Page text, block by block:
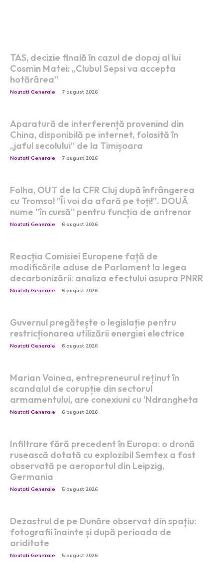
TAS, decizie finală în cazul de dopaj al lui
Cosmin Matei: „Clubul Sepsi va accepta
hotărârea”
Noutati Generale 7 august 2026
Aparatură de interferență provenind din
China, disponibilă pe internet, folosită în
„jaful secolului” de la Timișoara
Noutati Generale 7 august 2026
Folha, OUT de la CFR Cluj după înfrângerea
cu Tromso! ”Îi voi da afară pe toți!”. DOUĂ
nume ”în cursă” pentru funcția de antrenor
Noutati Generale 6 august 2026
Reacția Comisiei Europene față de
modificările aduse de Parlament la legea
decarbonizării: analiza efectului asupra PNRR
Noutati Generale 6 august 2026
Guvernul pregătește o legislație pentru
restricționarea utilizării energiei electrice
Noutati Generale 6 august 2026
Marian Voinea, entrepreneurul reținut în
scandalul de corupție din sectorul
armamentului, are conexiuni cu ‘Ndrangheta
Noutati Generale 6 august 2026
Infiltrare fără precedent în Europa: o dronă
rusească dotată cu explozibil Semtex a fost
observată pe aeroportul din Leipzig,
Germania
Noutati Generale 5 august 2026
Dezastrul de pe Dunăre observat din spațiu:
fotografii înainte și după perioada de
ariditate
Noutati Generale 5 august 2026